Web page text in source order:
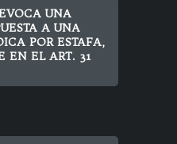
UNA
A UNA
POR ESTAFA,
EN EL ART. 31